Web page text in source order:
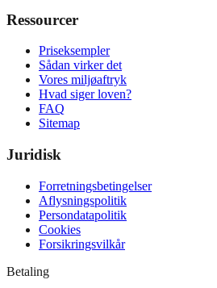
Ressourcer
Priseksempler
Sådan virker det
Vores miljøaftryk
Hvad siger loven?
FAQ
Sitemap
Juridisk
Forretningsbetingelser
Aflysningspolitik
Persondatapolitik
Cookies
Forsikringsvilkår
Betaling